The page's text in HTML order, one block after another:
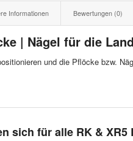
Informationen Bewertungen (0)
| Nägel für die
und die Pflöcke bzw.
sich für alle RK & XR5